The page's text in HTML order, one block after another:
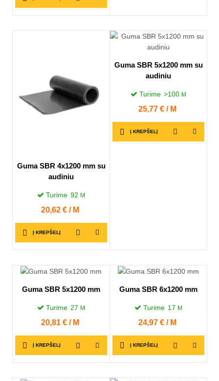
Guma SBR 4x1200 mm su
audiniu
Turime 92 M
Kaina
20,62 € / M
Į KREPŠELĮ
Guma SBR 5x1200 mm su
audiniu
Turime >100 M
Kaina
25,77 € / M
Į KREPŠELĮ
Guma SBR 5x1200 mm
Turime 27 M
Kaina
20,81 € / M
Į KREPŠELĮ
Guma SBR 6x1200 mm
Turime 17 M
Kaina
24,97 € / M
Į KREPŠELĮ